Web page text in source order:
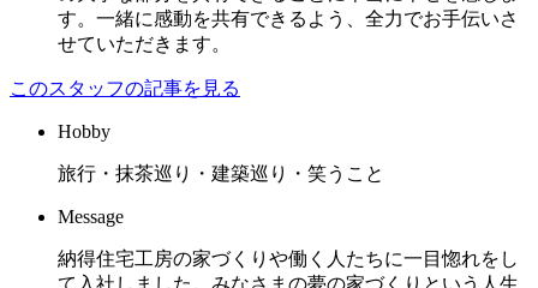
す。一緒に感動を共有できるよう、全力でお手伝いさ
せていただきます。
このスタッフの記事を見る
Hobby
旅行・抹茶巡り・建築巡り・笑うこと
Message
納得住宅工房の家づくりや働く人たちに一目惚れをし
て入社しました。みなさまの夢の家づくりという人生